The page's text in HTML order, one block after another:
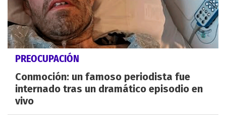
PREOCUPACIÓN
Conmoción: un famoso periodista fue
internado tras un dramático episodio en
vivo